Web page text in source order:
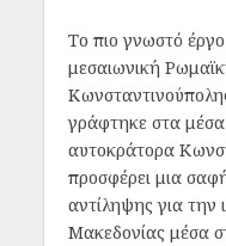
Το πιο γνωστό
μεσαιωνική
γράφτηκε στα
αυτοκράτορα
προσφέρει μια
αντίληψης για την
Μακεδονίας μέσα